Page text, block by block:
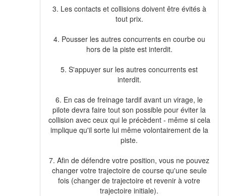
3. Les contacts et collisions doivent être évités à
tout prix.
4. Pousser les autres concurrents en courbe ou
hors de la piste est interdit.
5. S'appuyer sur les autres concurrents est
interdit.
6. En cas de freinage tardif avant un virage, le
pilote devra faire tout son possible pour éviter la
collision avec ceux qui le précèdent - même si cela
implique qu'il sorte lui même volontairement de la
piste.
7. Afin de défendre votre position, vous ne pouvez
changer votre trajectoire de course qu'une seule
fois (changer de trajectoire et revenir à votre
trajectoire initiale).